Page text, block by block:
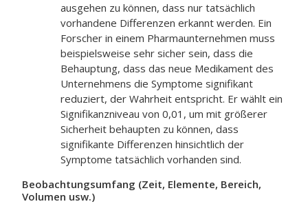
ausgehen zu können, dass nur tatsächlich
vorhandene Differenzen erkannt werden. Ein
Forscher in einem Pharmaunternehmen muss
beispielsweise sehr sicher sein, dass die
Behauptung, dass das neue Medikament des
Unternehmens die Symptome signifikant
reduziert, der Wahrheit entspricht. Er wählt ein
Signifikanzniveau von 0,01, um mit größerer
Sicherheit behaupten zu können, dass
signifikante Differenzen hinsichtlich der
Symptome tatsächlich vorhanden sind.
Beobachtungsumfang (Zeit, Elemente, Bereich,
Volumen usw.)